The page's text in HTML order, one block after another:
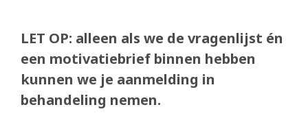
LET OP: alleen als we de vragenlijst én
een motivatiebrief binnen hebben
kunnen we je aanmelding in
behandeling nemen.